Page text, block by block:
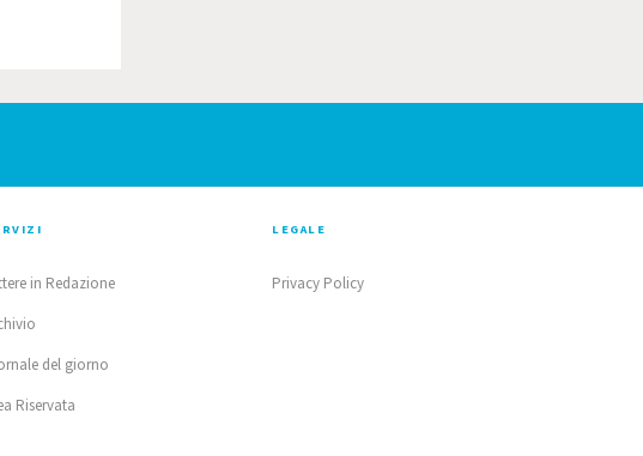
in Redazione
del giorno
Riservata
LEGALE
Privacy Policy